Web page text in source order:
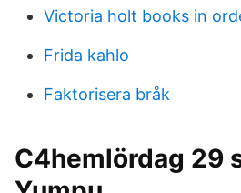
Victoria holt books in
Frida kahlo
Faktorisera bråk
C4hemlördag 29